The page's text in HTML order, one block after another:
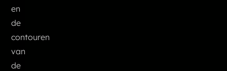
en
de
contouren
van
de